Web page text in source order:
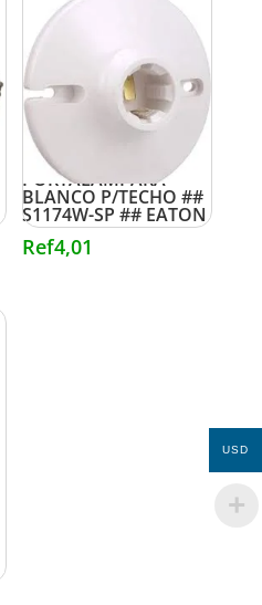
PORTALAMPARA
BLANCO P/TECHO ##
S1174W-SP ## EATON
Ref4,01
USD